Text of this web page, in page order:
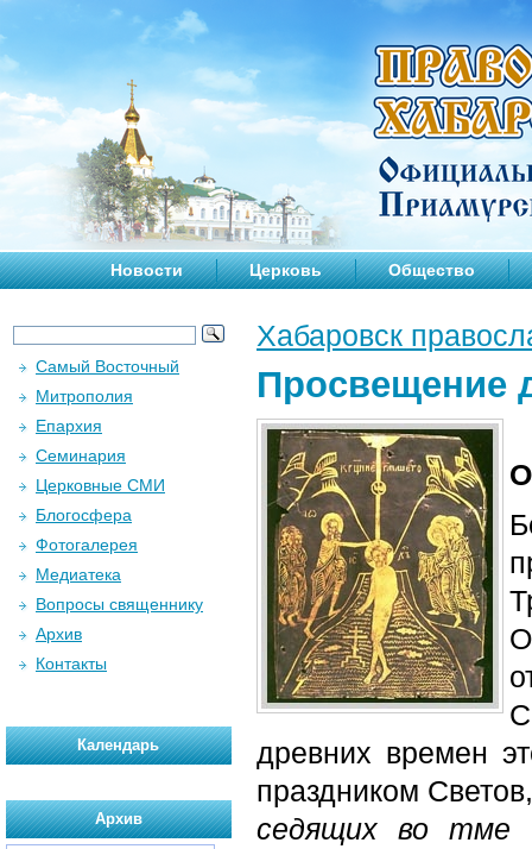
Новости Церковь Общество
Хабаровск
Просвещение
древних времен
праздником
седящих во тме
Самый Восточный
Митрополия
Епархия
Семинария
Церковные СМИ
Блогосфера
Фотогалерея
Медиатека
Вопросы священнику
Архив
Контакты
Календарь
Архив